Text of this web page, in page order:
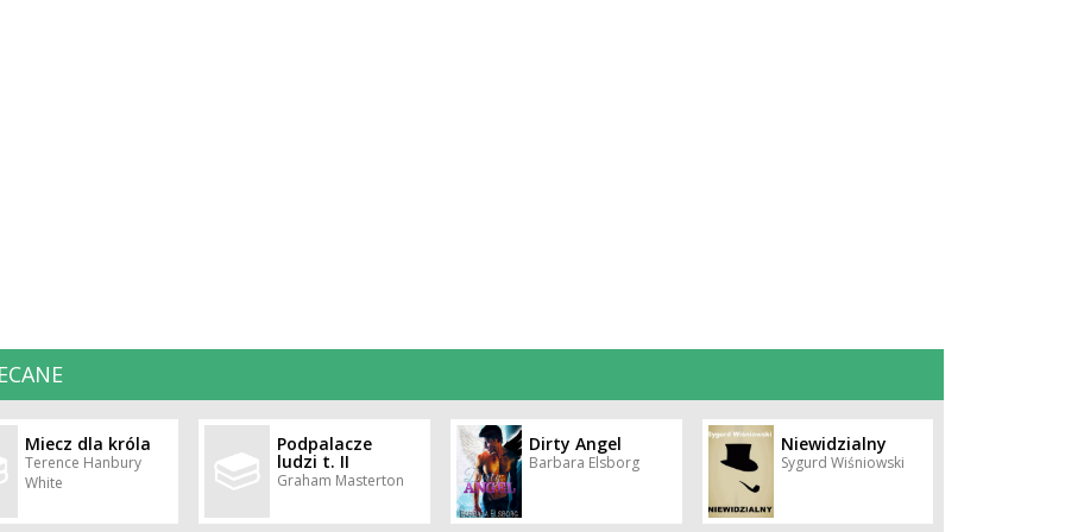
Miecz dla króla
Terence Hanbury
White
Podpalacze
ludzi t. II
Graham Masterton
Dirty Angel
Barbara Elsborg
Niewidzialny
Sygurd Wiśniowski